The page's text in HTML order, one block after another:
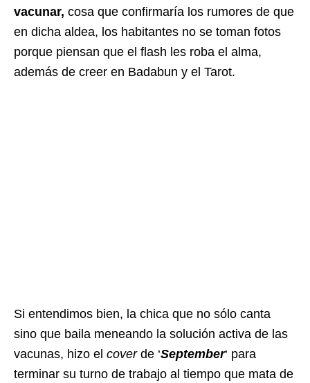
vacunar, cosa que confirmaría los rumores de que
en dicha aldea, los habitantes no se toman fotos
porque piensan que el flash les roba el alma,
además de creer en Badabun y el Tarot.
Si entendimos bien, la chica que no sólo canta
sino que baila meneando la solución activa de las
vacunas, hizo el coverde ‘September‘ para
terminar su turno de trabajo al tiempo que mata de